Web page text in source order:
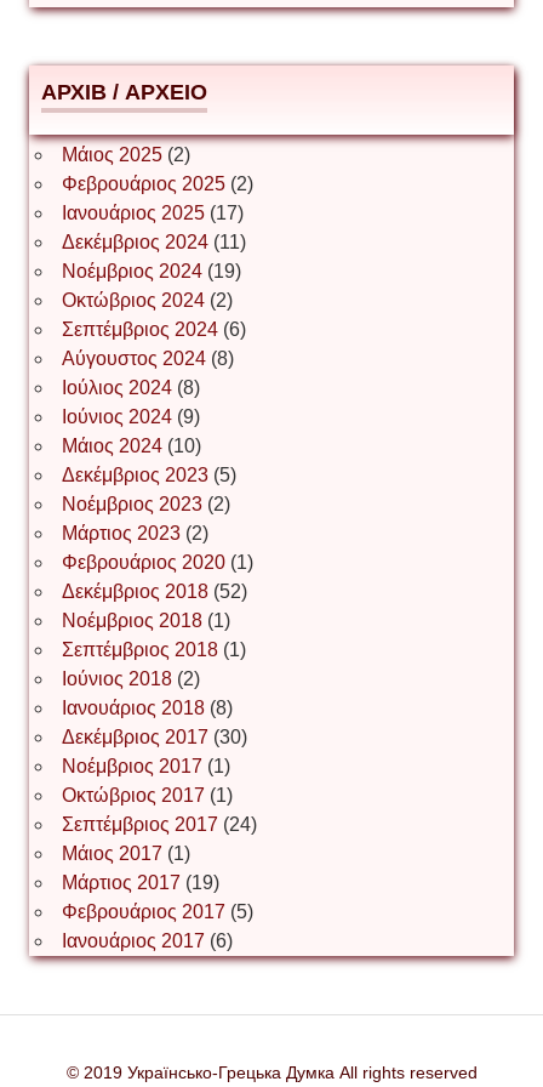
Δημήτριος Ζακοντινός
ΕΥΑΓΓΕΛΟΣ ΜΩΚΟΣ
Ιωάννης Σ. Παπαφλωράτος
ΝΙΚΟΣ ΓΑΤΟΣ
Νίκος Λυγερός
Іван Буртик
Іван Наконечний
Інга Короткевич
Ірина Ключковська
Ірина Наконечна
Ірина Пясецька
АРХІВ / ΑΡΧΕΙΟ
Μάιος 2025(2)
Φεβρουάριος 2025(2)
Ιανουάριος 2025(17)
Δεκέμβριος 2024(11)
Νοέμβριος 2024(19)
Οκτώβριος 2024(2)
Σεπτέμβριος 2024(6)
Αύγουστος 2024(8)
Ιούλιος 2024(8)
Ιούνιος 2024(9)
Μάιος 2024(10)
Δεκέμβριος 2023(5)
Νοέμβριος 2023(2)
Μάρτιος 2023(2)
Φεβρουάριος 2020(1)
Δεκέμβριος 2018(52)
Νοέμβριος 2018(1)
Σεπτέμβριος 2018(1)
Ιούνιος 2018(2)
Ιανουάριος 2018(8)
Δεκέμβριος 2017 (30)
Νοέμβριος 2017 (1)
Οκτώβριος 2017 (1)
Σεπτέμβριος 2017 (24)
Μάιος 2017 (1)
Μάρτιος 2017 (19)
Φεβρουάριος 2017 (5)
Ιανουάριος 2017 (6)
© 2019 Українсько-Грецька Думка All rights reserved